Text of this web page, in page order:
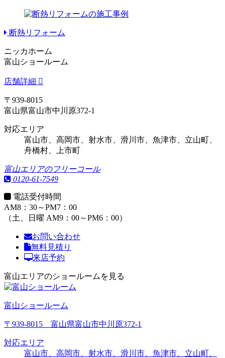
断熱リフォーム
ニッカホーム
富山ショールーム
店舗詳細
〒939-8015
富山県富山市中川原372-1
対応エリア
富山市、高岡市、射水市、滑川市、魚津市、立山町、
舟橋村、上市町
富山エリアのフリーコール
0120-61-7549
電話受付時間
AM8：30～PM7：00
（土、日曜 AM9：00～PM6：00）
お問い合わせ
無料見積り
来店予約
富山エリアのショールームを見る
富山ショールーム
〒939-8015 富山県富山市中川原372-1
対応エリア
富山市、高岡市、射水市、滑川市、魚津市、立山町、